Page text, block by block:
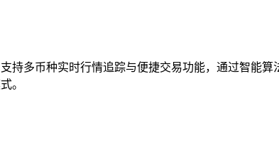
持多币种实时行情追踪与便捷交易功能，通过智能
。